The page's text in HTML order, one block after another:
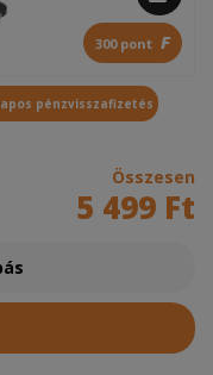
300 pont F
pénzvisszafizetés
Összesen
5 499 Ft